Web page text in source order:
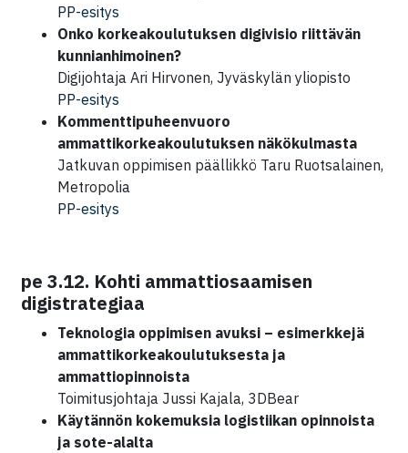
PP-esitys
Onko korkeakoulutuksen digivisio riittävän
kunnianhimoinen?
Digijohtaja Ari Hirvonen, Jyväskylän yliopisto
PP-esitys
Kommenttipuheenvuoro
ammattikorkeakoulutuksen näkökulmasta
Jatkuvan oppimisen päällikkö Taru Ruotsalainen,
Metropolia
PP-esitys
pe 3.12. Kohti ammattiosaamisen
digistrategiaa
Teknologia oppimisen avuksi – esimerkkejä
ammattikorkeakoulutuksesta ja
ammattiopinnoista
Toimitusjohtaja Jussi Kajala, 3DBear
Käytännön kokemuksia logistiikan opinnoista
ja sote-alalta